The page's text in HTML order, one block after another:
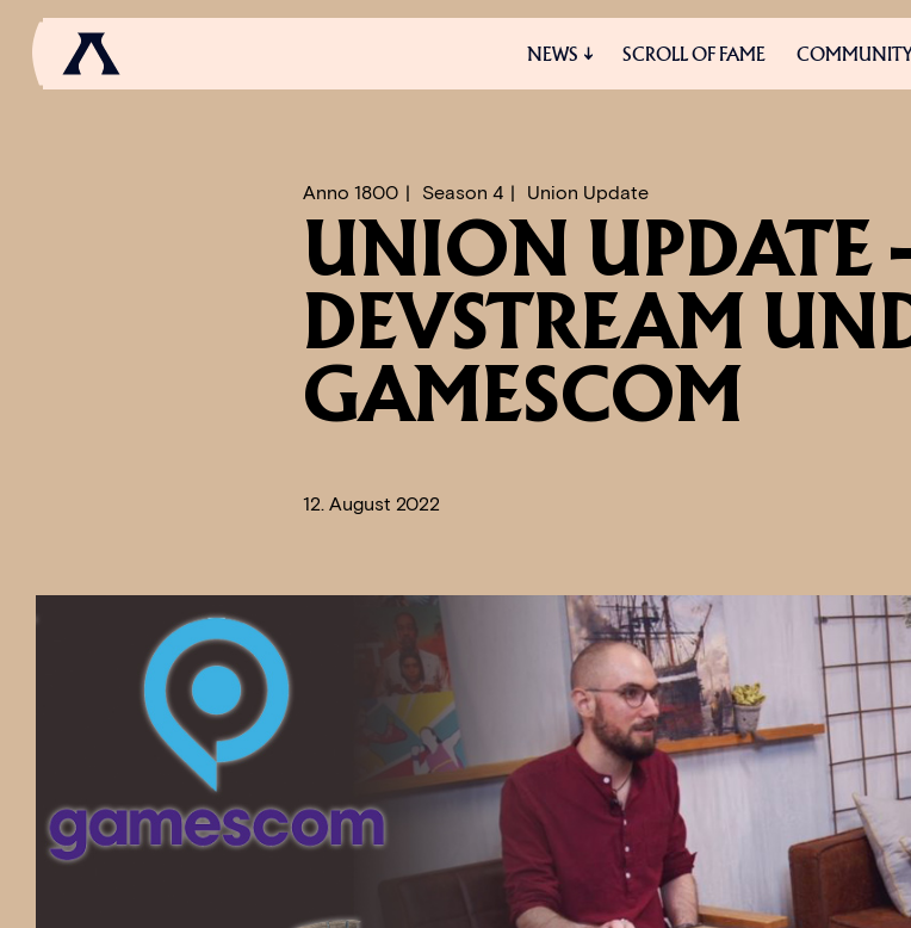
NEWS SCROLL OF FAME
Anno 1800
Season 4 Union Update
UNION UPDATE
DEVSTREAM
GAMESCOM
12. August 2022